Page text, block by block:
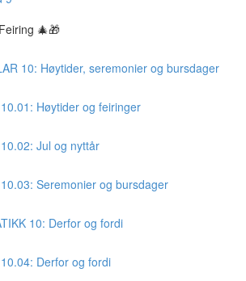
🎄🎁
10: Høytider, seremonier og bursdager
Høytider og feiringer
Jul og nyttår
Seremonier og bursdager
10: Derfor og fordi
Derfor og fordi